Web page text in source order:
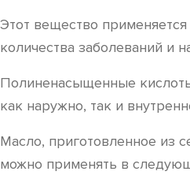
Этот вещество
количества заболеваний и
Полиненасыщенные
как наружно, так и
Масло, приготовленное из
можно применять в